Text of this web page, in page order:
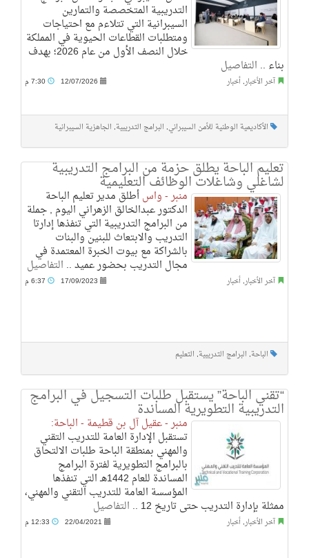
التدريبية المتخصصة والتمارين
السيبرانية التي تتلاءم مع احتياجات
ومتطلبات القطاعات الحيوية في المملكة
خلال النصف الأول من عام 2026؛ بهدف
بناء .. التفاصيل
آخر الأخبار, أخبار 12/07/2026
الأكاديمية الوطنية للأمن السيبراني, البرامج التدريبية, الجاهزية السيبرانية
تعليم الباحة يطلق حزمة من البرامج التدريبية
لشاغلي وشاغلات الوظائف التعليمية
منبر - واسأطلق مدير تعليم الباحة
الدكتور عبدالخالق الزهراني اليوم , جملة
من البرامج التدريبية التي تنفذها إدارتا
التدريب والابتعاث للبنين والبنات
بالشراكة مع بيوت الخبرة المعتمدة في
مجال التدريب بحضور عميد .. التفاصيل
آخر الأخبار, أخبار 17/09/2023
الباحة, البرامج التدريبية, التعليم
“تقني الباحة” يستقبل طلبات التسجيل في البرامج
التدريبية التطويرية المساندة
منبر - عقيل آل بن قطيمة - الباحة:
تستقبل الإدارة العامة للتدريب التقني
والمهني بمنطقة الباحة طلبات الالتحاق
بالبرامج التطويرية لفترة البرامج
المساندة للعام 1442هـ التي تنفذها
المؤسسة العامة للتدريب التقني والمهني،
ممثلة بإدارة التدريب حتى تاريخ 12 .. التفاصيل
آخر الأخبار, أخبار 22/04/2021